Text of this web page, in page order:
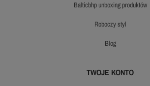
balticbhp unboxing produktów
roboczy styl
blog
TWOJE KONTO